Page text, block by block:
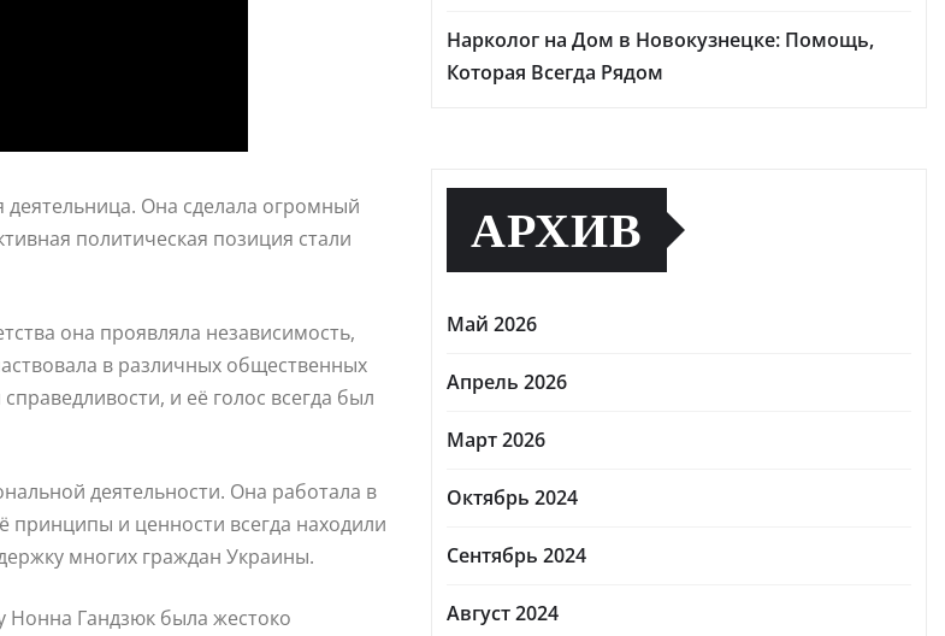
деятельница. Она сделала огромный
политическая позиция стали
она проявляла независимость,
в различных общественных
и её голос всегда был
деятельности. Она работала в
принципы и ценности всегда находили
многих граждан Украины.
Нонна Гандзюк была жестоко
Нарколог на Дом в Новокузнецке: Помощь,
Которая Всегда Рядом
АРХИВ
Май 2026
Апрель 2026
Март 2026
Октябрь 2024
Сентябрь 2024
Август 2024